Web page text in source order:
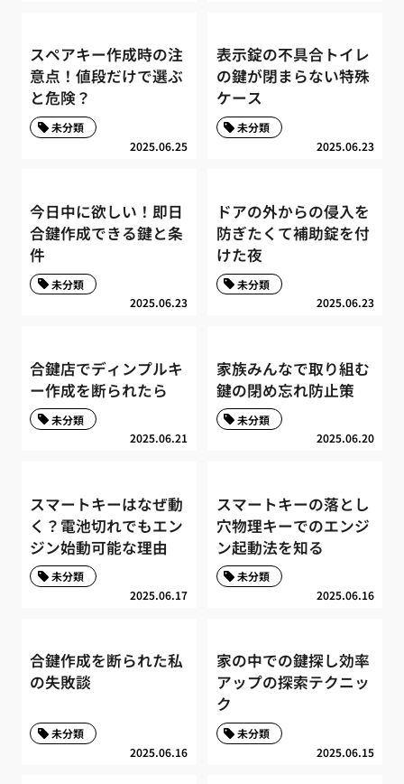
スペアキー作成時の注
意点！値段だけで選ぶ
と危険？
2025.06.25
未分類
表示錠の不具合トイレ
の鍵が閉まらない特殊
ケース
2025.06.23
未分類
今日中に欲しい！即日
合鍵作成できる鍵と条
件
2025.06.23
未分類
ドアの外からの侵入を
防ぎたくて補助錠を付
けた夜
2025.06.23
未分類
合鍵店でディンプルキ
ー作成を断られたら
2025.06.21
未分類
家族みんなで取り組む
鍵の閉め忘れ防止策
2025.06.20
未分類
スマートキーはなぜ動
く？電池切れでもエン
ジン始動可能な理由
2025.06.17
未分類
スマートキーの落とし
穴物理キーでのエンジ
ン起動法を知る
2025.06.16
未分類
合鍵作成を断られた私
の失敗談
2025.06.16
未分類
家の中での鍵探し効率
アップの探索テクニッ
ク
2025.06.15
未分類